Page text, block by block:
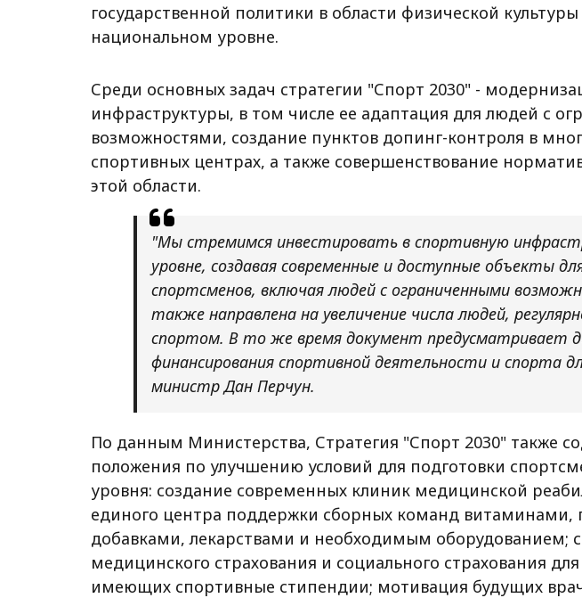
государственной политики в области физической
национальном уровне.
Среди основных задач стратегии "Спорт 2030" -
инфраструктуры, в том числе ее адаптация для людей с
возможностями, создание пунктов допинг-контроля в
спортивных центрах, а также совершенствование
этой области.
"Мы стремимся инвестировать в спортивную
уровне, создавая современные и доступные объекты
спортсменов, включая людей с ограниченными
также направлена на увеличение числа людей,
спортом. В то же время документ предусматривает
финансирования спортивной деятельности и спорта
министр Дан Перчун.
По данным Министерства, Стратегия "Спорт 2030" также
положения по улучшению условий для подготовки
уровня: создание современных клиник медицинской
единого центра поддержки сборных команд
добавками, лекарствами и необходимым оборудованием;
медицинского страхования и социального страхования
имеющих спортивные стипендии; мотивация будущих